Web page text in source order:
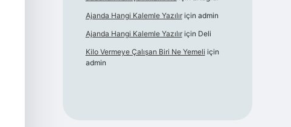
Ajanda Hangi Kalemle Yazılıriçin admin
Ajanda Hangi Kalemle Yazılıriçin Deli
Kilo Vermeye Çalışan Biri Ne Yemeli için
admin